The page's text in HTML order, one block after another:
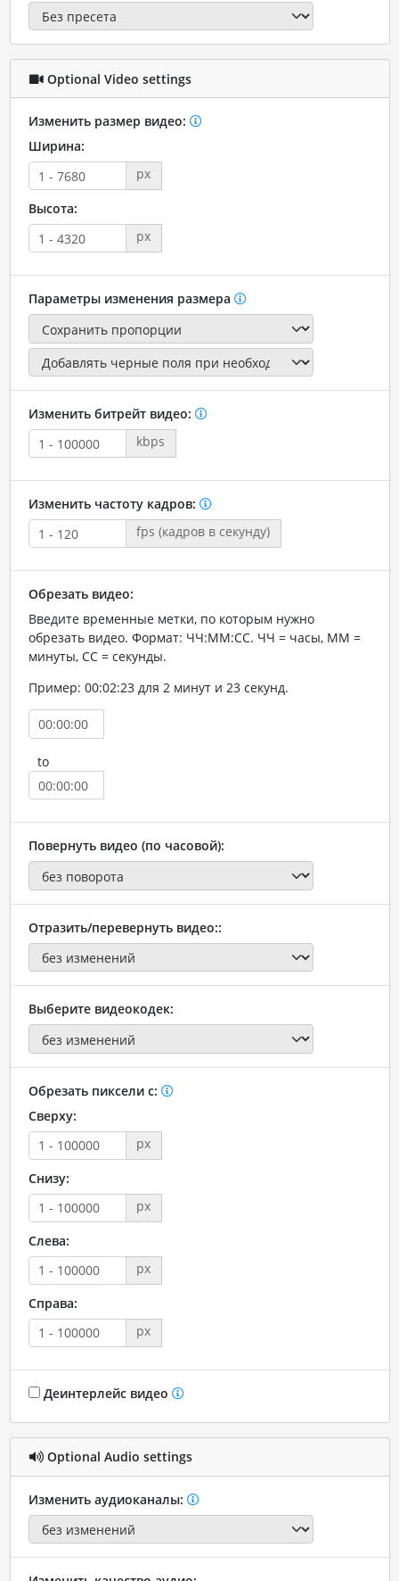
Optional Video settings
Изменить размер видео:
Ширина:
px
Высота:
px
Параметры изменения размера
Изменить битрейт видео:
kbps
Изменить частоту кадров:
fps (кадров в секунду)
Обрезать видео:
Введите временные метки, по которым нужно
обрезать видео. Формат: ЧЧ:ММ:СС. ЧЧ = часы, ММ =
минуты, СС = секунды.
Пример: 00:02:23 для 2 минут и 23 секунд.
to
Повернуть видео (по часовой):
Отразить/перевернуть видео::
Выберите видеокодек:
Обрезать пиксели с:
Сверху:
px
Снизу:
px
Слева:
px
Справа:
px
Деинтерлейс видео
Optional Audio settings
Изменить аудиоканалы: